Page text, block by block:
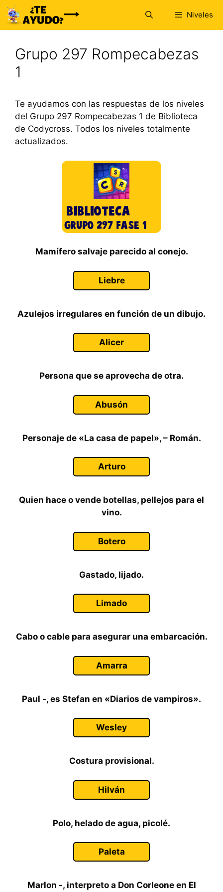
Saltar
al
contenido
Niveles
Grupo 297 Rompecabezas
1
Te ayudamos con las respuestas de los niveles
del Grupo 297 Rompecabezas 1 de Biblioteca
de Codycross. Todos los niveles totalmente
actualizados.
Mamífero salvaje parecido al conejo.
Liebre
Azulejos irregulares en función de un dibujo.
Alicer
Persona que se aprovecha de otra.
Abusón
Personaje de «La casa de papel», – Román.
Arturo
Quien hace o vende botellas, pellejos para el
vino.
Botero
Gastado, lijado.
Limado
Cabo o cable para asegurar una embarcación.
Amarra
Paul -, es Stefan en «Diarios de vampiros».
Wesley
Costura provisional.
Hilván
Polo, helado de agua, picolé.
Paleta
Marlon -, interpreto a Don Corleone en El